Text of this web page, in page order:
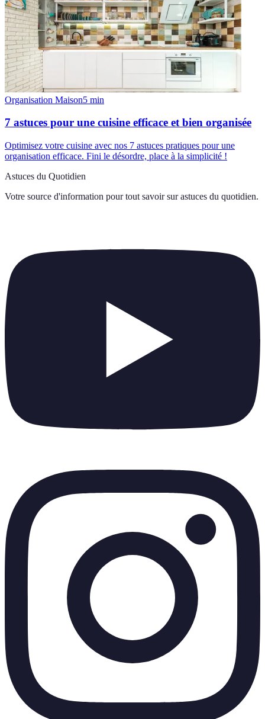
Organisation Maison5 min
7 astuces pour une cuisine efficace et bien organisée
Optimisez votre cuisine avec nos 7 astuces pratiques pour une
organisation efficace. Fini le désordre, place à la simplicité !
Astuces du Quotidien
Votre source d'information pour tout savoir sur astuces du quotidien.